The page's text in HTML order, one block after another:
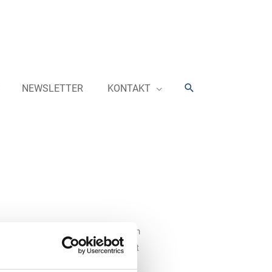
NEWSLETTER KONTAKT Suchen
ihr Angebot an HVO100 um einen
Dieselkraftstoff ist ab sofort